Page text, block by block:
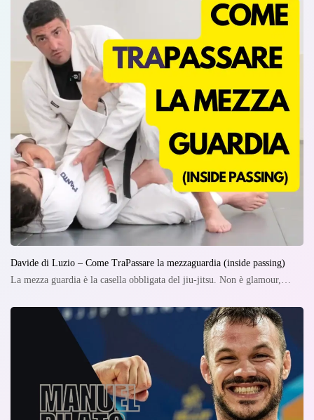
Davide di Luzio – Come TraPassare la mezzaguardia (inside passing)
La mezza guardia è la casella obbligata del jiu-jitsu. Non è glamour,…